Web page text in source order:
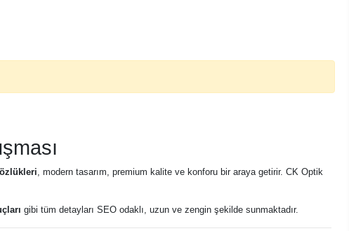
, modern tasarım, premium kalite ve konforu bir araya getirir. CK Optik
gibi tüm detayları SEO odaklı, uzun ve zengin şekilde sunmaktadır.